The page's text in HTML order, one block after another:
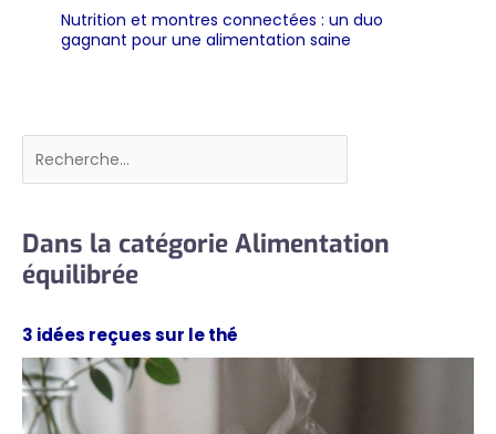
Nutrition et montres connectées : un duo
gagnant pour une alimentation saine
Rechercher
Dans la catégorie Alimentation
équilibrée
3 idées reçues sur le thé